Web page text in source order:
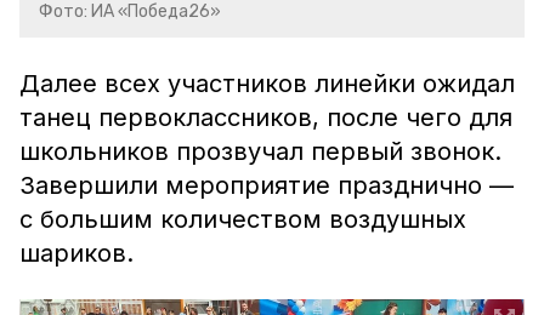
Фото: ИА «Победа26»
Далее всех участников линейки ожидал
танец первоклассников, после чего для
школьников прозвучал первый звонок.
Завершили мероприятие празднично —
с большим количеством воздушных
шариков.